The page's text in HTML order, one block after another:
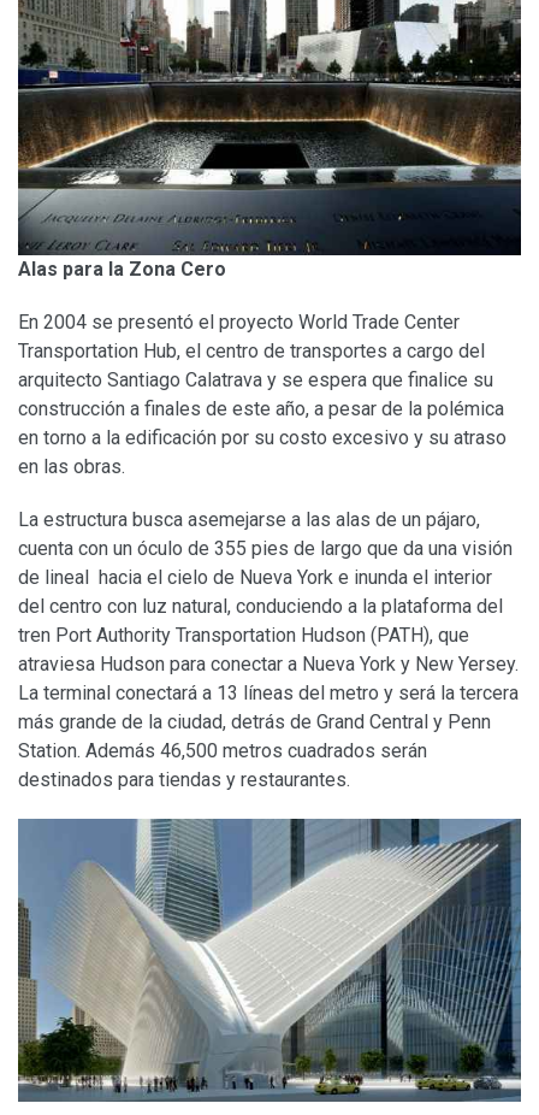
Alas para la Zona Cero
En 2004 se presentó el proyecto World Trade Center
Transportation Hub, el centro de transportes a cargo del
arquitecto Santiago Calatrava y se espera que finalice su
construcción a finales de este año, a pesar de la polémica
en torno a la edificación por su costo excesivo y su atraso
en las obras.
La estructura busca asemejarse a las alas de un pájaro,
cuenta con un óculo de 355 pies de largo que da una visión
de lineal hacia el cielo de Nueva York e inunda el interior
del centro con luz natural, conduciendo a la plataforma del
tren Port Authority Transportation Hudson (PATH), que
atraviesa Hudson para conectar a Nueva York y New Yersey.
La terminal conectará a 13 líneas del metro y será la tercera
más grande de la ciudad, detrás de Grand Central y Penn
Station. Además 46,500 metros cuadrados serán
destinados para tiendas y restaurantes.